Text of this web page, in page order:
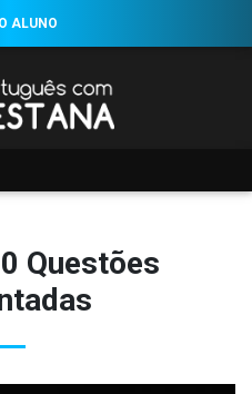
ALUNO
Questões